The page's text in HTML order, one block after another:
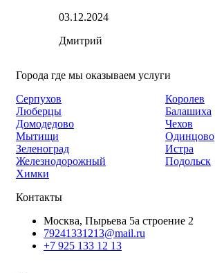
03.12.2024
Дмитрий
Города где мы оказываем услуги
Серпухов
Королев
Люберцы
Балашиха
Домодедово
Чехов
Мытищи
Одинцово
Зеленоград
Истра
Железнодорожный
Подольск
Химки
Контакты
Москва, Пырьева 5а строение 2
79241331213@mail.ru
+7 925 133 12 13